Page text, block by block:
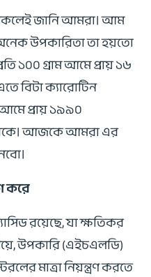
জানি আমরা। আম
উপকারিতা তা হয়তো
১০০ গ্রাম আমে প্রায় ১৬
বিটা ক্যারোটিন
আমে প্রায় ১৯৯০
আজকে আমরা এর
করে
রয়েছে, যা ক্ষতিকর
উপকারি (এইচএলডি)
মাত্রা নিয়ন্ত্রণ করতে